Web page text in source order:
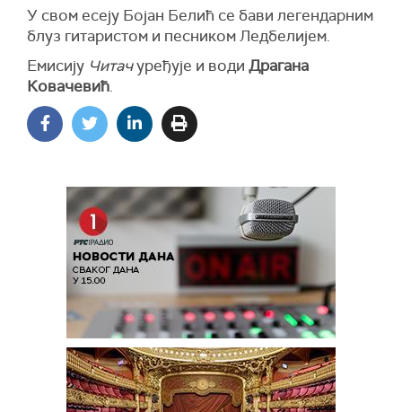
У свом есеју Бојан Белић се бави легендарним
блуз гитаристом и песником Ледбелијем.
Емисију Читачуређује и води Драгана
Ковачевић.